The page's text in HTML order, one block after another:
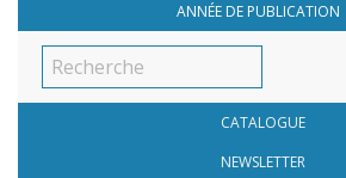
ANNÉE DE PUBLICATION
CATALOGUE
NEWSLETTER